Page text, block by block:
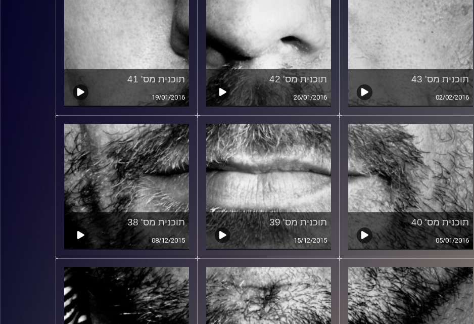
תוכנית מס' 43
02/02/2016
תוכנית מס' 42
26/01/2016
תוכנית מס' 41
19/01/2016
תוכנית מס' 40
05/01/2016
תוכנית מס' 39
15/12/2015
תוכנית מס' 38
08/12/2015